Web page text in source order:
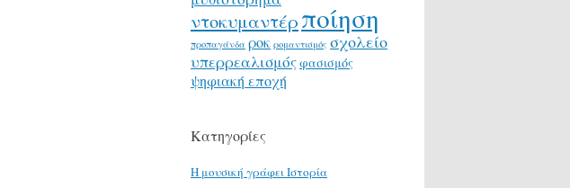
ντοκυμαντέρποίηση
προπαγάνδα ροκ ρομαντισμός σχολείο
υπερρεαλισμόςφασισμός
ψηφιακή εποχή
Κατηγορίες
H μουσική γράφει Ιστορία